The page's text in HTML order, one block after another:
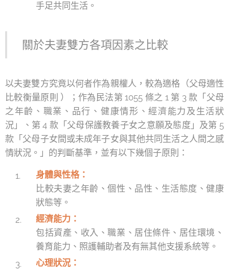
手足共同生活。
關於夫妻雙方各項因素之比較
以夫妻雙方究竟以何者作為親權人，較為適格（父母適性
比較衡量原則 ）；作為民法第 1055 條之 1 第 3 款「父母
之年齡、職業、品行、健康情形、經濟能力及生活狀
況」、第 4 款「父母保護教養子女之意願及態度」及第 5
款「父母子女間或未成年子女與其他共同生活之人間之感
情狀況。」的判斷基準，並有以下幾個子原則：
身體與性格：
比較夫妻之年齡、個性、品性、生活態度、健康
狀態等。
經濟能力：
包括資產、收入、職業、居住條件、居住環境、
養育能力、照護輔助者及有無其他支援系統等。
心理狀況：